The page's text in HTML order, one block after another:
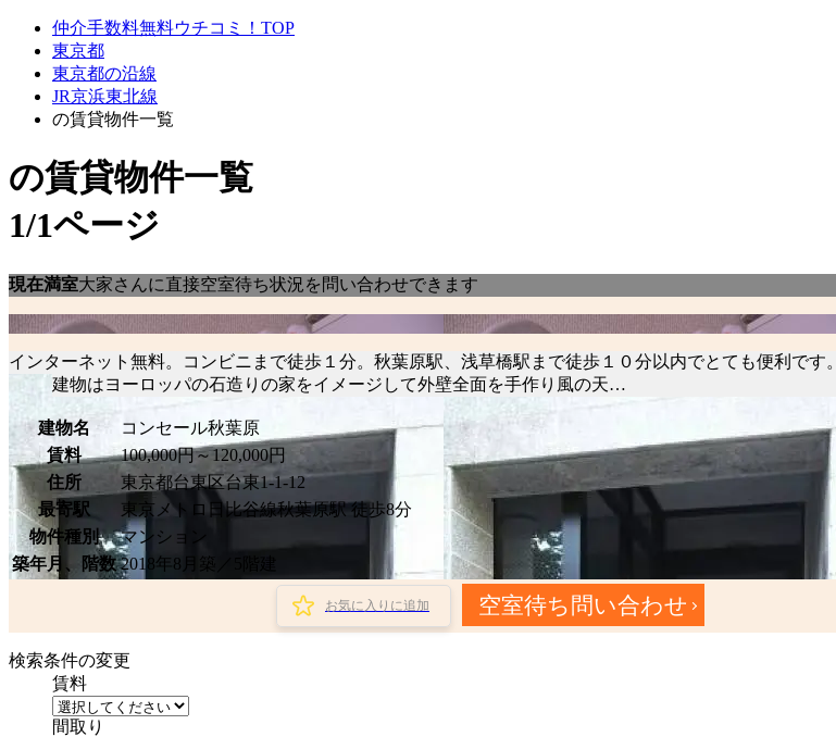
仲介手数料無料ウチコミ！TOP
東京都
東京都の沿線
JR京浜東北線
の賃貸物件一覧
の賃貸物件一覧
1/1ページ
現在満室大家さんに直接空室待ち状況を問い合わせできます
インターネット無料。コンビニまで徒歩１分。秋葉原駅、浅草橋駅まで徒歩１０分以内でとても便利です。
建物はヨーロッパの石造りの家をイメージして外壁全面を手作り風の天…
建物名
コンセール秋葉原
賃料
100,000円～120,000円
住所
東京都台東区台東1-1-12
最寄駅
東京メトロ日比谷線秋葉原駅 徒歩8分
物件種別
マンション
築年月、階数 2018年8月築／5階建
お気に入りに追加 空室待ち問い合わせ
検索条件の変更
賃料
間取り